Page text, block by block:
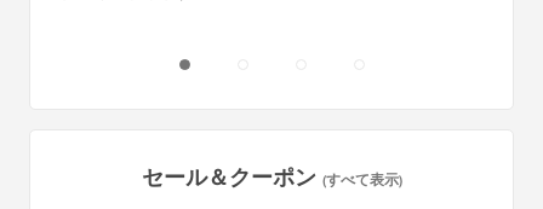
セール＆クーポン (すべて表示)